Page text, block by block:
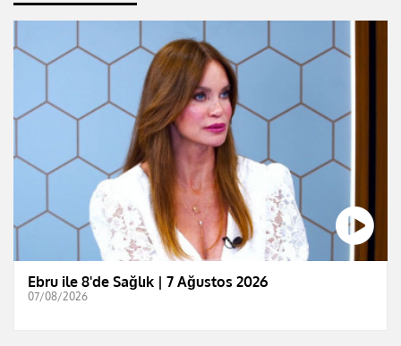
Ebru ile 8'de Sağlık | 7 Ağustos 2026
07/08/2026